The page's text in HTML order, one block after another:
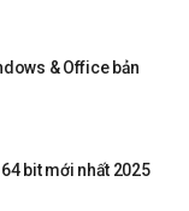
& Office bản
bit mới nhất 2025